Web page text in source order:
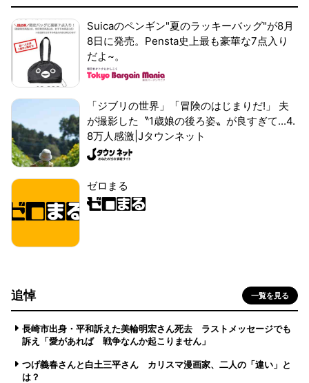
Suicaのペンギン"夏のラッキーバッグ"が8月
8日に発売。Pensta史上最も豪華な7点入り
だよ~。
「ジブリの世界」「冒険のはじまりだ!」 夫
が撮影した〝1歳娘の後ろ姿〟が良すぎて...4.
8万人感激|Jタウンネット
ゼロまる
追悼 一覧を見る
長崎市出身・平和訴えた美輪明宏さん死去 ラストメッセージでも
訴え「愛があれば 戦争なんか起こりません」
つげ義春さんと白土三平さん カリスマ漫画家、二人の「違い」と
は？